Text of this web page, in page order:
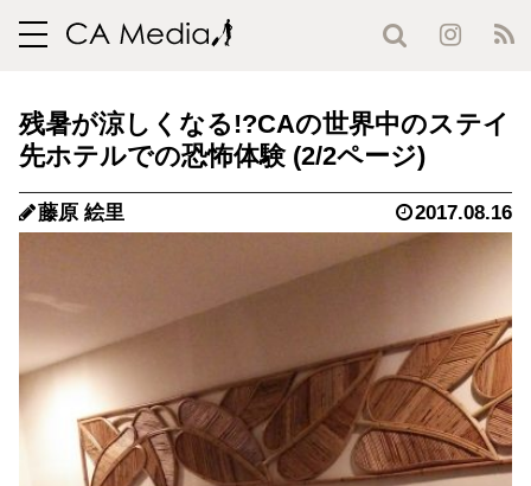
toggle
残暑が涼しくなる!?CAの世界中のステイ
先ホテルでの恐怖体験 (2/2ページ)
藤原 絵里 2017.08.16